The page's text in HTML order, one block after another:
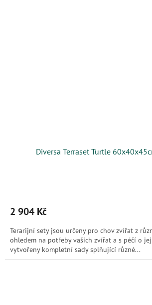
Diversa Terraset Turtle
2 904 Kč
Terarijní sety jsou určeny pro chov zvířat z
ohledem na potřeby vašich zvířat a s péčí o
vytvořeny kompletní sady splňující různé...